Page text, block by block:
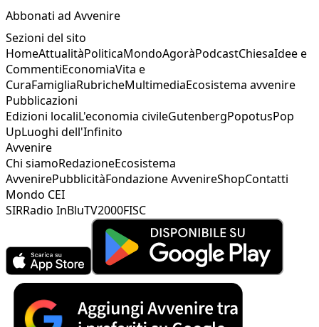
Abbonati ad Avvenire
Sezioni del sito
HomeAttualitàPoliticaMondoAgoràPodcastChiesaIdee e
CommentiEconomiaVita e
CuraFamigliaRubricheMultimediaEcosistema avvenire
Pubblicazioni
Edizioni localiL'economia civileGutenbergPopotusPop
UpLuoghi dell'Infinito
Avvenire
Chi siamoRedazioneEcosistema
AvvenirePubblicitàFondazione AvvenireShopContatti
Mondo CEI
SIRRadio InBluTV2000FISC